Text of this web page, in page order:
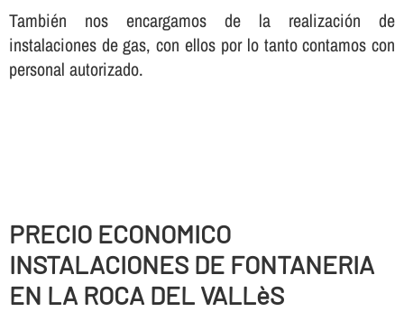
También nos encargamos de la realización de
instalaciones de gas, con ellos por lo tanto contamos con
personal autorizado.
PRECIO ECONOMICO
INSTALACIONES DE FONTANERIA
EN LA ROCA DEL VALLèS